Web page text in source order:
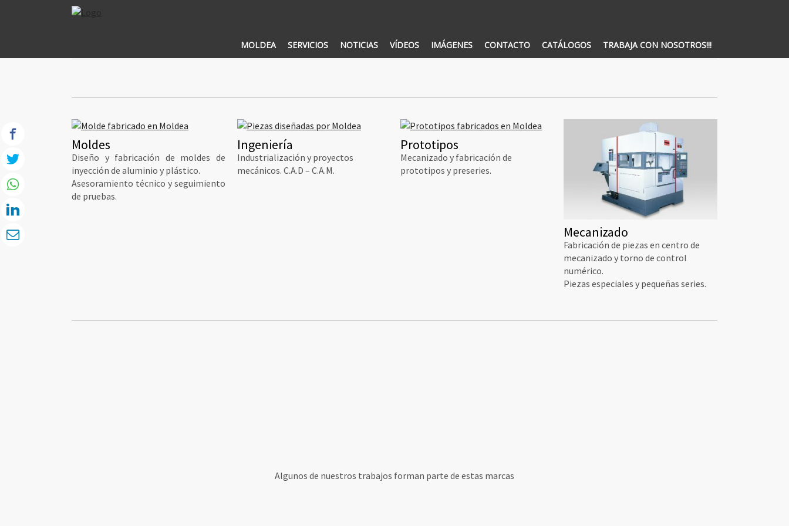
MOLDEA SERVICIOS NOTICIAS VÍDEOS IMÁGENES CONTACTO CATÁLOGOS TRABAJA CON NOSOTROS!!!
Moldes
Diseño y fabricación de moldes de
inyección de aluminio y plástico.
Asesoramiento técnico y seguimiento
de pruebas.
Ingeniería
Industrialización y proyectos
mecánicos. C.A.D – C.A.M.
Prototipos
Mecanizado y fabricación de
prototipos y preseries.
Mecanizado
Fabricación de piezas en centro de
mecanizado y torno de control
numérico.
Piezas especiales y pequeñas series.
Algunos de nuestros trabajos forman parte de estas marcas